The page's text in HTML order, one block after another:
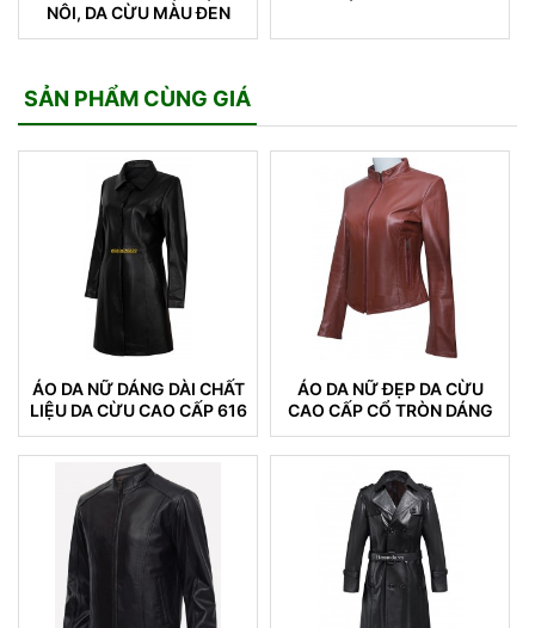
NÔI, DA CỪU MÀU ĐEN
DÀNH CHO NAM GIỚI (19)
SẢN PHẨM CÙNG GIÁ
ÁO DA NỮ DÁNG DÀI CHẤT
LIỆU DA CỪU CAO CẤP 616
ÁO DA NỮ ĐẸP DA CỪU
CAO CẤP CỔ TRÒN DÁNG
TRƠN